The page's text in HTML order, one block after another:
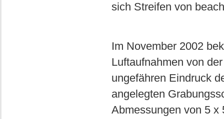
sich Streifen von
Im November 2002
Luftaufnahmen von
ungefähren Eindruck
angelegten
Abmessungen von 5 x